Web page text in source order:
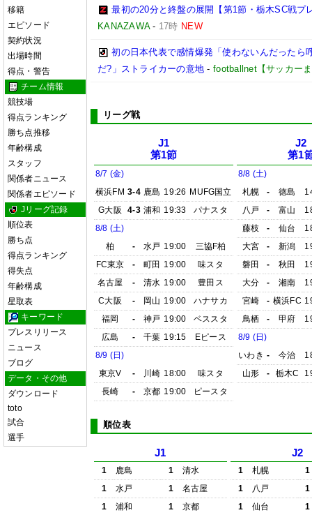
移籍
エピソード
契約状況
出場時間
得点・警告
チーム情報
競技場
得点ランキング
勝ち点推移
年齢構成
スタッフ
関係者ニュース
関係者エピソード
Jリーグ記録
順位表
勝ち点
得点ランキング
得失点
年齢構成
星取表
キーワード
プレスリリース
ニュース
ブログ
データ・その他
ダウンロード
toto
試合
選手
最初の20分と終盤の展開【第1節・栃木SC戦プ
KANAZAWA- 17時 NEW
初の日本代表で感情爆発「使わないんだった
だ?」ストライカーの意地 -footballnet【サッカー
リーグ戦
J1
第1節
8/7 (金)
横浜FM 3-4 鹿島 19:26 MUFG国立
G大阪
4-3 浦和 19:33
パナスタ
8/8 (土)
柏
- 水戸 19:00
三協F柏
FC東京
- 町田 19:00
味スタ
名古屋
- 清水 19:00
豊田ス
C大阪
- 岡山 19:00
ハナサカ
福岡
- 神戸 19:00
ベススタ
広島
- 千葉 19:15
Eピース
8/9 (日)
東京V
- 川崎 18:00
味スタ
長崎
- 京都 19:00 ピースタ
J2
第1
8/8 (土)
札幌
- 徳島
八戸
- 富山
藤枝
- 仙台
大宮
- 新潟
磐田
- 秋田
大分
- 湘南
宮崎
- 横浜FC
鳥栖
- 甲府
8/9 (日)
いわき - 今治
山形
- 栃木C
順位表
J1
1 鹿島 1
清水
1
水戸 1
名古屋
1
浦和 1
京都
J2
1 札幌
1
1
八戸
1
1
仙台
1